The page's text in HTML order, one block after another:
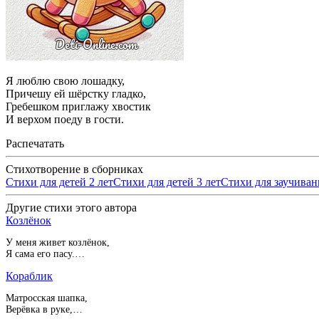
Я люблю свою лошадку,
Причешу ей шёрстку гладко,
Гребешком приглажу хвостик
И верхом поеду в гости.
Распечатать
Стихотворение в сборниках
Стихи для детей 2 летСтихи для детей 3 летСтихи для
Другие стихи этого автора
Козлёнок
У меня живет козлёнок,
Я сама его пасу.…
Кораблик
Матросская шапка,
Верёвка в руке,…